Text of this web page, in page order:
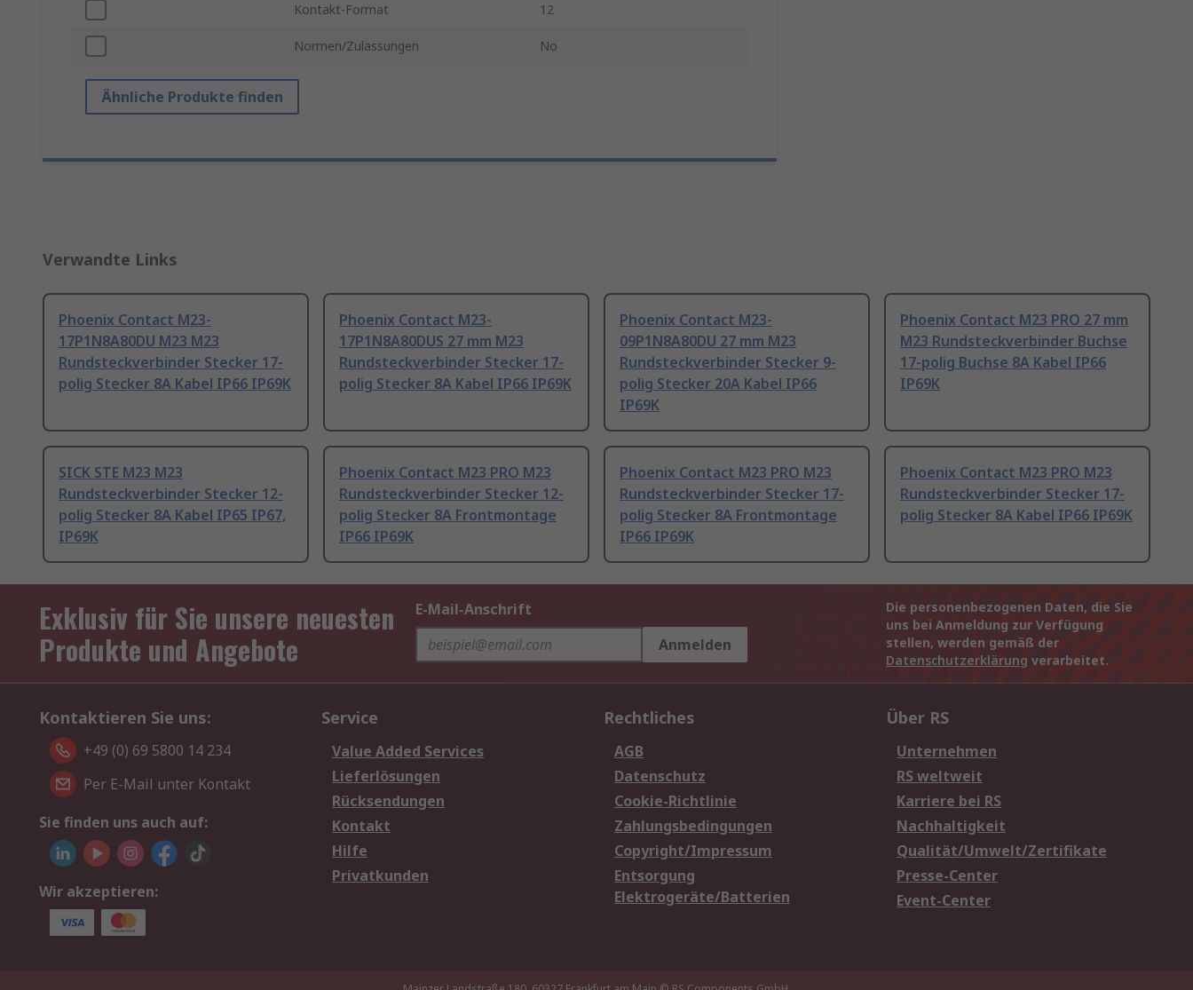
Kontakt-Format 12
Normen/Zulassungen No
Ähnliche Produkte finden
Verwandte Links
Phoenix Contact M23-
17P1N8A80DU M23 M23
Rundsteckverbinder Stecker 17-
polig Stecker 8A Kabel IP66 IP69K
Phoenix Contact M23-
17P1N8A80DUS 27 mm M23
Rundsteckverbinder Stecker 17-
polig Stecker 8A Kabel IP66 IP69K
Phoenix Contact M23-
09P1N8A80DU 27 mm M23
Rundsteckverbinder Stecker 9-
polig Stecker 20A Kabel IP66
IP69K
Phoenix Contact M23 PRO 27 mm
M23 Rundsteckverbinder Buchse
17-polig Buchse 8A Kabel IP66
IP69K
SICK STE M23 M23
Rundsteckverbinder Stecker 12-
polig Stecker 8A Kabel IP65 IP67,
IP69K
Phoenix Contact M23 PRO M23
Rundsteckverbinder Stecker 12-
polig Stecker 8A Frontmontage
IP66 IP69K
Phoenix Contact M23 PRO M23
Rundsteckverbinder Stecker 17-
polig Stecker 8A Frontmontage
IP66 IP69K
Phoenix Contact M23 PRO M23
Rundsteckverbinder Stecker 17-
polig Stecker 8A Kabel IP66 IP69K
Exklusiv für Sie unsere neuesten
Produkte und Angebote
E-Mail-Anschrift
Anmelden
Die personenbezogenen Daten, die Sie
uns bei Anmeldung zur Verfügung
stellen, werden gemäß der
Datenschutzerklärung verarbeitet.
Kontaktieren Sie uns:
+49 (0) 69 5800 14 234
Per E-Mail unter Kontakt
Sie finden uns auch auf:
Wir akzeptieren:
Service
Value Added Services
Lieferlösungen
Rücksendungen
Kontakt
Hilfe
Privatkunden
Rechtliches
AGB
Datenschutz
Cookie-Richtlinie
Zahlungsbedingungen
Copyright/Impressum
Entsorgung
Elektrogeräte/Batterien
Über RS
Unternehmen
RS weltweit
Karriere bei RS
Nachhaltigkeit
Qualität/Umwelt/Zertifikate
Presse-Center
Event-Center